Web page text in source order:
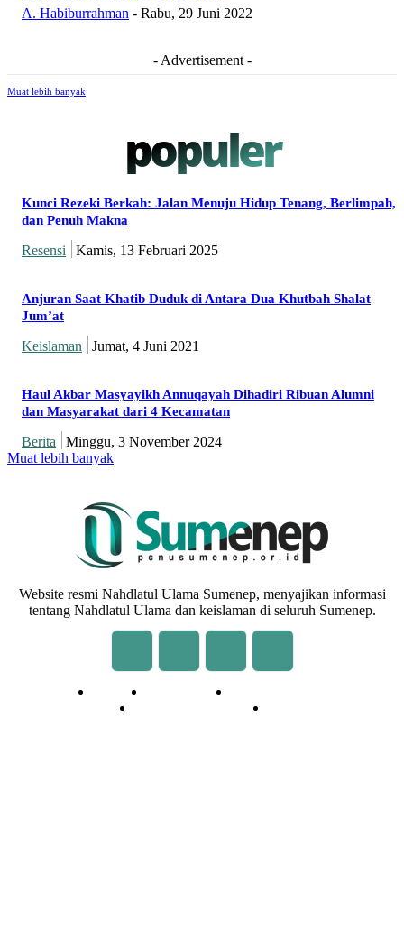
A. Habiburrahman - Rabu, 29 Juni 2022
- Advertisement -
Muat lebih banyak
populer
Kunci Rezeki Berkah: Jalan Menuju Hidup Tenang, Berlimpah,
dan Penuh Makna
Resensi Kamis, 13 Februari 2025
Anjuran Saat Khatib Duduk di Antara Dua Khutbah Shalat
Jum’at
Keislaman Jumat, 4 Juni 2021
Haul Akbar Masyayikh Annuqayah Dihadiri Ribuan Alumni
dan Masyarakat dari 4 Kecamatan
Berita
Minggu, 3 November 2024
Muat lebih banyak
Website resmi Nahdlatul Ulama Sumenep, menyajikan informasi
tentang Nahdlatul Ulama dan keislaman di seluruh Sumenep.
Redaksi Kontak Kami
Pedoman Media Siber